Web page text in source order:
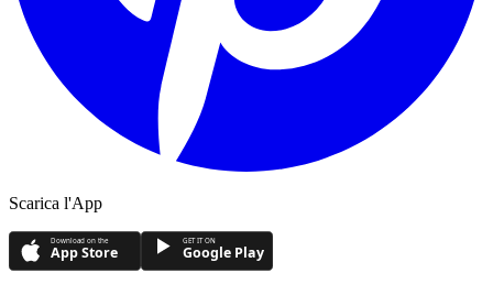
Scarica l'App
Download on the
App Store
GET IT ON
Google Play